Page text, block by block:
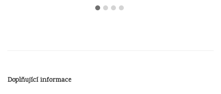
Doplňující informace